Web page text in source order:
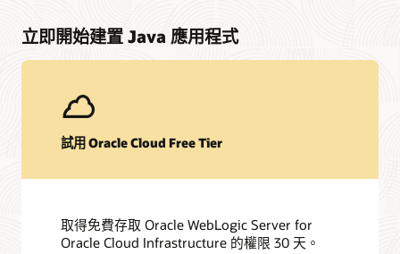
立即開始建置 Java 應用程式
試用 Oracle Cloud Free Tier
取得免費存取 Oracle WebLogic Server for
Oracle Cloud Infrastructure 的權限 30 天。